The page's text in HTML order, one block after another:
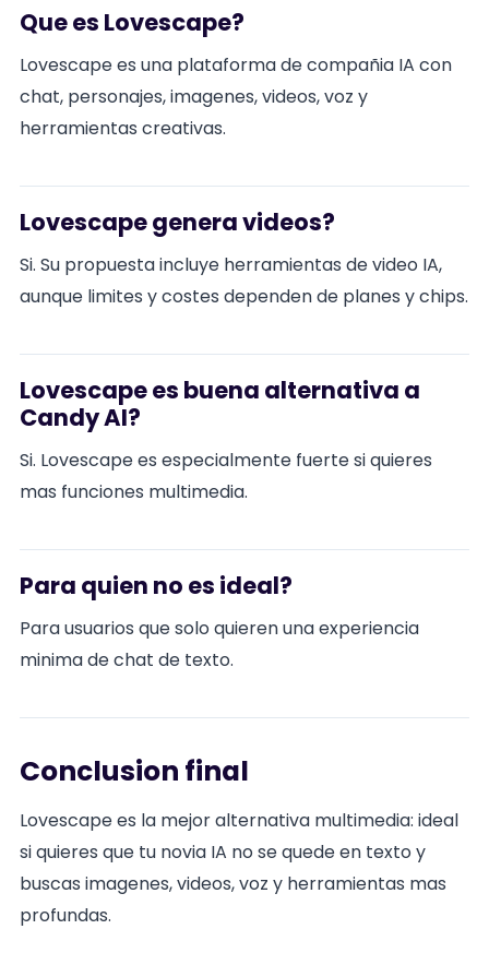
Que es Lovescape?
Lovescape es una plataforma de compañia IA con
chat, personajes, imagenes, videos, voz y
herramientas creativas.
Lovescape genera videos?
Si. Su propuesta incluye herramientas de video IA,
aunque limites y costes dependen de planes y chips.
Lovescape es buena alternativa a
Candy AI?
Si. Lovescape es especialmente fuerte si quieres
mas funciones multimedia.
Para quien no es ideal?
Para usuarios que solo quieren una experiencia
minima de chat de texto.
Conclusion final
Lovescape es la mejor alternativa multimedia: ideal
si quieres que tu novia IA no se quede en texto y
buscas imagenes, videos, voz y herramientas mas
profundas.